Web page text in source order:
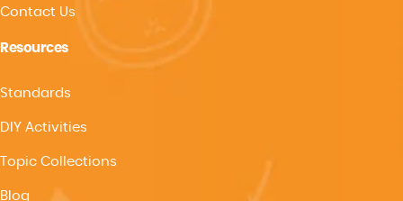
Contact Us
Resources
Standards
DIY Activities
Topic Collections
Blog